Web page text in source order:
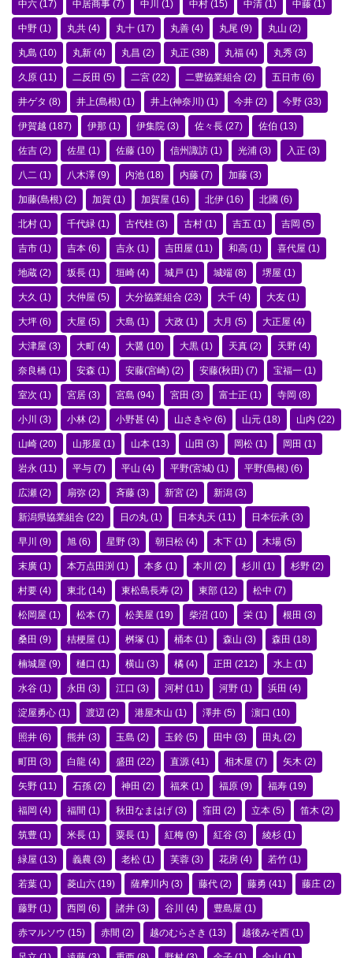
中六 (17) 中居商事 (7) 中川 (1) 中村 (15) 中清 (1) 中藤 (1)
中野 (1) 丸共 (4) 丸十 (17) 丸善 (4) 丸尾 (9) 丸山 (2)
丸島 (10) 丸新 (4) 丸昌 (2) 丸正 (38) 丸福 (4) 丸秀 (3)
久原 (11) 二反田 (5) 二宮 (22) 二豊協業組合 (2) 五日市 (6)
井ゲタ (8) 井上(島根) (1) 井上(神奈川) (1) 今井 (2) 今野 (33)
伊賀越 (187) 伊那 (1) 伊集院 (3) 佐々長 (27) 佐伯 (13)
佐吉 (2) 佐星 (1) 佐藤 (10) 信州諏訪 (1) 光浦 (3) 入正 (3)
八二 (1) 八木澤 (9) 内池 (18) 内藤 (7) 加藤 (3)
加藤(島根) (2) 加賀 (1) 加賀屋 (16) 北伊 (16) 北國 (6)
北村 (1) 千代緑 (1) 古代柱 (3) 古村 (1) 吉五 (1) 吉岡 (5)
吉市 (1) 吉本 (6) 吉永 (1) 吉田屋 (11) 和高 (1) 喜代屋 (1)
地蔵 (2) 坂長 (1) 垣崎 (4) 城戸 (1) 城端 (8) 堺屋 (1)
大久 (1) 大仲屋 (5) 大分協業組合 (23) 大千 (4) 大友 (1)
大坪 (6) 大屋 (5) 大島 (1) 大政 (1) 大月 (5) 大正屋 (4)
大津屋 (3) 大町 (4) 大醤 (10) 大黒 (1) 天真 (2) 天野 (4)
奈良橋 (1) 安森 (1) 安藤(宮崎) (2) 安藤(秋田) (7) 宝福一 (1)
室次 (1) 宮居 (3) 宮島 (94) 宮田 (3) 富士正 (1) 寺岡 (8)
小川 (3) 小林 (2) 小野甚 (4) 山さきや (6) 山元 (18) 山内 (22)
山崎 (20) 山形屋 (1) 山本 (13) 山田 (3) 岡松 (1) 岡田 (1)
岩永 (11) 平与 (7) 平山 (4) 平野(宮城) (1) 平野(島根) (6)
広瀬 (2) 扇弥 (2) 斉藤 (3) 新宮 (2) 新潟 (3)
新潟県協業組合 (22) 日の丸 (1) 日本丸天 (11) 日本伝承 (3)
早川 (9) 旭 (6) 星野 (3) 朝日松 (4) 木下 (1) 木場 (5)
末廣 (1) 本万点田渕 (1) 本多 (1) 本川 (2) 杉川 (1) 杉野 (2)
村要 (4) 東北 (14) 東松島長寿 (2) 東部 (12) 松中 (7)
松岡屋 (1) 松本 (7) 松美屋 (19) 柴沼 (10) 栄 (1) 根田 (3)
桑田 (9) 桔梗屋 (1) 桝塚 (1) 桶本 (1) 森山 (3) 森田 (18)
楠城屋 (9) 樋口 (1) 横山 (3) 橘 (4) 正田 (212) 水上 (1)
水谷 (1) 永田 (3) 江口 (3) 河村 (11) 河野 (1) 浜田 (4)
淀屋勇心 (1) 渡辺 (2) 港屋木山 (1) 澤井 (5) 濵口 (10)
照井 (6) 熊井 (3) 玉島 (2) 玉鈴 (5) 田中 (3) 田丸 (2)
町田 (3) 白龍 (4) 盛田 (22) 直源 (41) 相木屋 (7) 矢木 (2)
矢野 (11) 石孫 (2) 神田 (2) 福來 (1) 福原 (9) 福寿 (19)
福岡 (4) 福間 (1) 秋田なまはげ (3) 窪田 (2) 立本 (5) 笛木 (2)
筑豊 (1) 米長 (1) 粟長 (1) 紅梅 (9) 紅谷 (3) 綾杉 (1)
緑屋 (13) 義農 (3) 老松 (1) 芙蓉 (3) 花房 (4) 若竹 (1)
若葉 (1) 菱山六 (19) 薩摩川内 (3) 藤代 (2) 藤勇 (41) 藤庄 (2)
藤野 (1) 西岡 (6) 諸井 (3) 谷川 (4) 豊島屋 (1)
赤マルソウ (15) 赤間 (2) 越のむらさき (13) 越後みそ西 (1)